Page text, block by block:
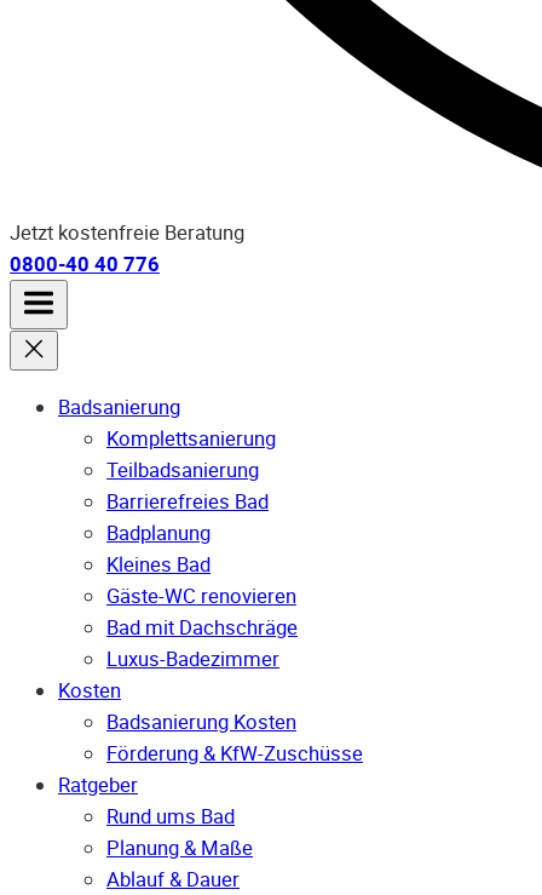
Jetzt kostenfreie Beratung
0800-40 40 776
Badsanierung
Komplettsanierung
Teilbadsanierung
Barrierefreies Bad
Badplanung
Kleines Bad
Gäste-WC renovieren
Bad mit Dachschräge
Luxus-Badezimmer
Kosten
Badsanierung Kosten
Förderung & KfW-Zuschüsse
Ratgeber
Rund ums Bad
Planung & Maße
Ablauf & Dauer